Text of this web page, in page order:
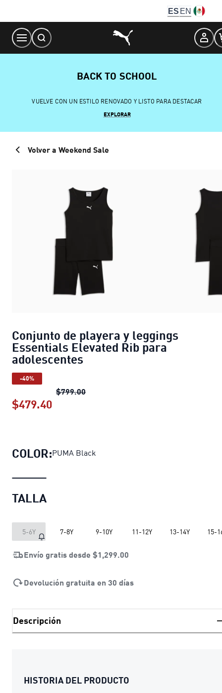
Content
ES EN
BACK TO SCHOOL
VUELVE CON UN ESTILO RENOVADO Y LISTO PARA DESTACAR
EXPLORAR
Volver a Weekend Sale
Conjunto de playera y leggings
Essentials Elevated Rib para
adolescentes
-40%
$799.00Conjunto de playera y leggings
$479.40
COLOR:PUMA Black
TALLA
5-6Y 7-8Y 9-10Y 11-12Y 13-14Y 15-
Envío gratis desde $1,299.00
Devolución gratuita en 30 días
Descripción
HISTORIA DEL PRODUCTO